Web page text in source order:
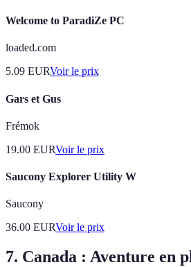
Welcome to ParadiZe PC
loaded.com
5.09 EURVoir le prix
Gars et Gus
Frémok
19.00 EURVoir le prix
Saucony Explorer Utility W
Saucony
36.00 EURVoir le prix
7. Canada : Aventure en